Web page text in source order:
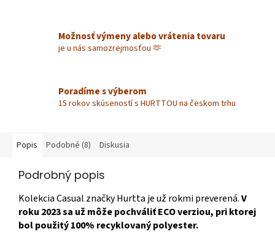
Možnosť výmeny alebo vrátenia tovaru
je u nás samozrejmosťou 🫶
Poradíme s výberom
15 rokov skúseností s HURTTOU na českom trhu
Popis Podobné (8) Diskusia
Podrobný popis
Kolekcia Casual značky Hurtta je už rokmi preverená.V
roku 2023 sa už môže pochváliť ECO verziou, pri ktorej
bol použitý 100% recyklovaný polyester.